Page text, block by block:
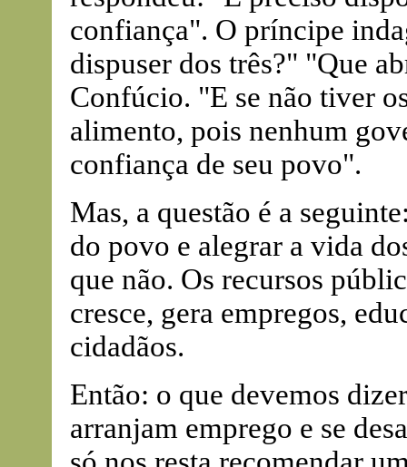
confiança". O príncipe
dispuser dos três?" "Que
Confúcio. "E se não tiver
alimento, pois nenhum
confiança de seu povo".
Mas, a questão é a
do povo e alegrar a vida
que não. Os recursos
cresce, gera empregos,
cidadãos.
Então: o que devemos
arranjam emprego e se